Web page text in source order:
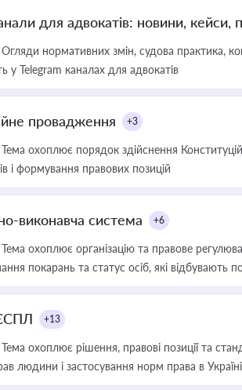
для адвокатів: новини, кейси,
Огляди нормативних змін, судова практика,
Telegram каналах для адвокатів
провадження +3
Тема охоплює порядок здійснення
і формування правових позицій
виконавча система +6
Тема охоплює організацію та правове
покарань та статус осіб, які відбувають
+13
Тема охоплює рішення, правові позиції та
людини і застосування норм права в Україні